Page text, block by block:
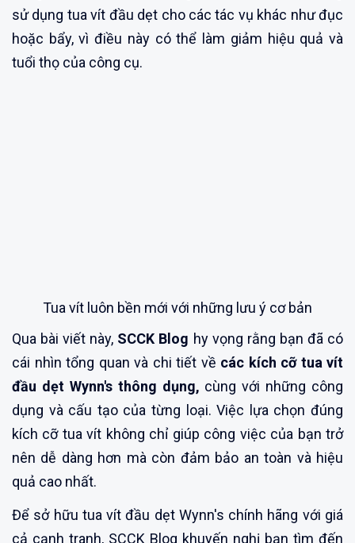
sử dụng tua vít đầu dẹt cho các tác vụ khác như đục
hoặc bẩy, vì điều này có thể làm giảm hiệu quả và
tuổi thọ của công cụ.
Tua vít luôn bền mới với những lưu ý cơ bản
Qua bài viết này, SCCK Blog hy vọng rằng bạn đã có
cái nhìn tổng quan và chi tiết về các kích cỡ tua vít
đầu dẹt Wynn's thông dụng, cùng với những công
dụng và cấu tạo của từng loại. Việc lựa chọn đúng
kích cỡ tua vít không chỉ giúp công việc của bạn trở
nên dễ dàng hơn mà còn đảm bảo an toàn và hiệu
quả cao nhất.
Để sở hữu tua vít đầu dẹt Wynn's chính hãng với giá
cả cạnh tranh, SCCK Blog khuyến nghị bạn tìm đến